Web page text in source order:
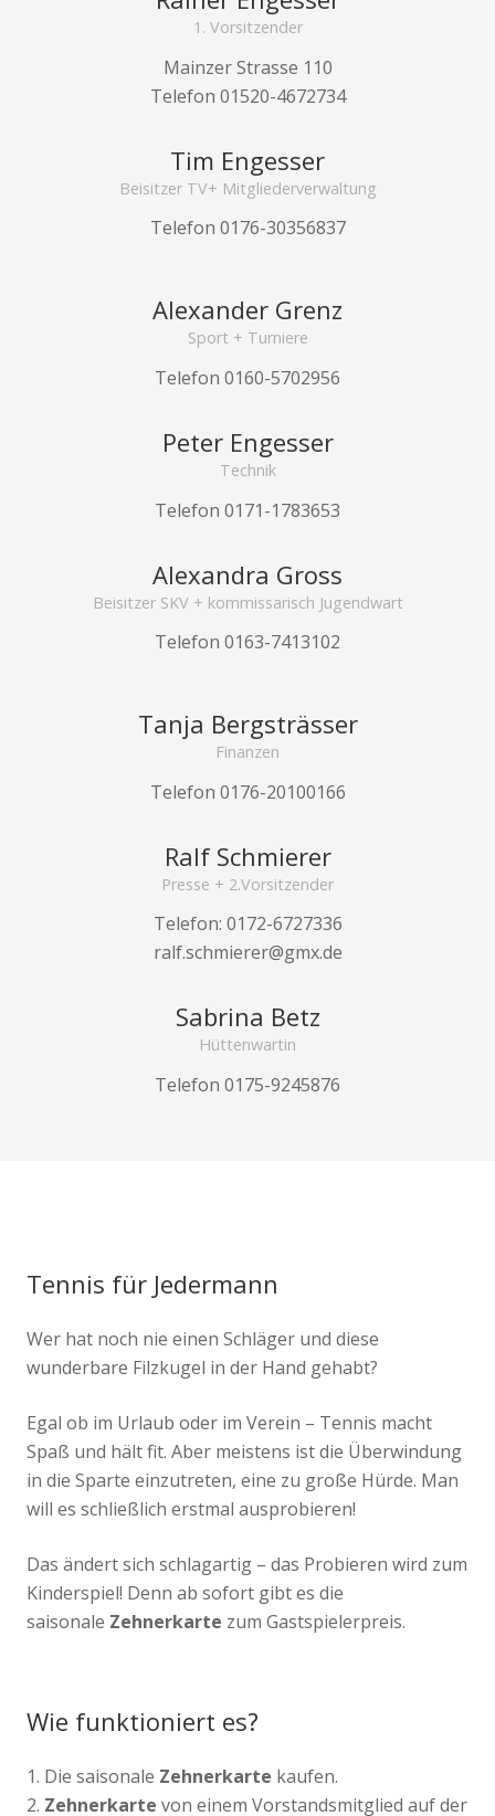
1. Vorsitzender
Mainzer Strasse 110
Telefon 01520-4672734
Tim Engesser
Beisitzer TV+ Mitgliederverwaltung
Telefon 0176-30356837
Alexander Grenz
Sport + Turniere
Telefon 0160-5702956
Peter Engesser
Technik
Telefon 0171-1783653
Alexandra Gross
Beisitzer SKV + kommissarisch Jugendwart
Telefon 0163-7413102
Tanja Bergsträsser
Finanzen
Telefon 0176-20100166
Ralf Schmierer
Presse + 2.Vorsitzender
Telefon: 0172-6727336
ralf.schmierer@gmx.de
Sabrina Betz
Hüttenwartin
Telefon 0175-9245876
Tennis für Jedermann
Wer hat noch nie einen Schläger und diese
wunderbare Filzkugel in der Hand gehabt?
Egal ob im Urlaub oder im Verein – Tennis macht
Spaß und hält fit. Aber meistens ist die Überwindung
in die Sparte einzutreten, eine zu große Hürde. Man
will es schließlich erstmal ausprobieren!
Das ändert sich schlagartig – das Probieren wird zum
Kinderspiel! Denn ab sofort gibt es die
saisonale Zehnerkarte zum Gastspielerpreis.
Wie funktioniert es?
1. Die saisonale Zehnerkarte kaufen.
2. Zehnerkarte von einem Vorstandsmitglied auf der